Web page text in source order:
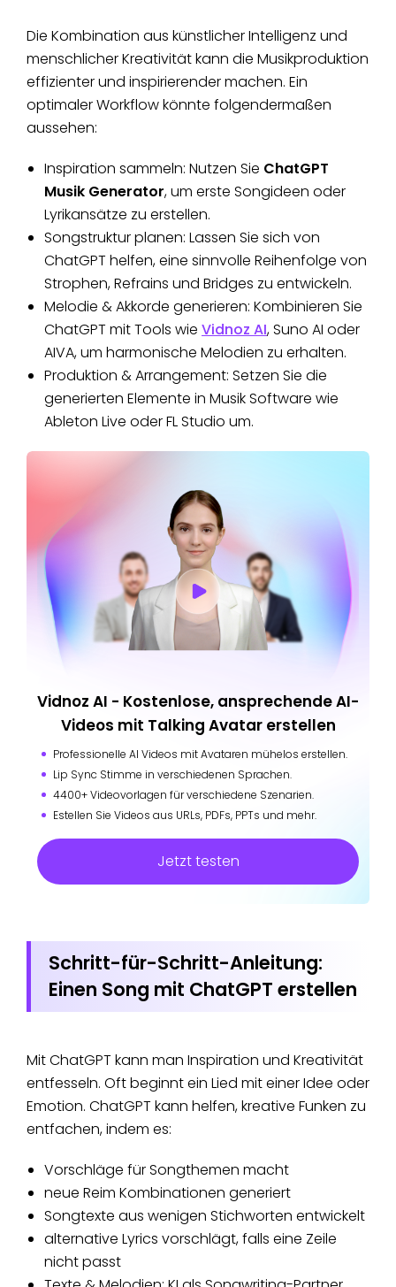
Die Kombination aus künstlicher Intelligenz und
menschlicher Kreativität kann die Musikproduktion
effizienter und inspirierender machen. Ein
optimaler Workflow könnte folgendermaßen
aussehen:
Inspiration sammeln: Nutzen Sie ChatGPT
Musik Generator, um erste Songideen oder
Lyrikansätze zu erstellen.
Songstruktur planen: Lassen Sie sich von
ChatGPT helfen, eine sinnvolle Reihenfolge von
Strophen, Refrains und Bridges zu entwickeln.
Melodie & Akkorde generieren: Kombinieren Sie
ChatGPT mit Tools wie Vidnoz AI, Suno AI oder
AIVA, um harmonische Melodien zu erhalten.
Produktion & Arrangement: Setzen Sie die
generierten Elemente in Musik Software wie
Ableton Live oder FL Studio um.
Vidnoz AI - Kostenlose, ansprechende AI-
Videos mit Talking Avatar erstellen
Professionelle AI Videos mit Avataren mühelos erstellen.
Lip Sync Stimme in verschiedenen Sprachen.
4400+ Videovorlagen für verschiedene Szenarien.
Estellen Sie Videos aus URLs, PDFs, PPTs und mehr.
Jetzt testen
Schritt-für-Schritt-Anleitung:
Einen Song mit ChatGPT erstellen
Mit ChatGPT kann man Inspiration und Kreativität
entfesseln. Oft beginnt ein Lied mit einer Idee oder
Emotion. ChatGPT kann helfen, kreative Funken zu
entfachen, indem es:
Vorschläge für Songthemen macht
neue Reim Kombinationen generiert
Songtexte aus wenigen Stichworten entwickelt
alternative Lyrics vorschlägt, falls eine Zeile
nicht passt